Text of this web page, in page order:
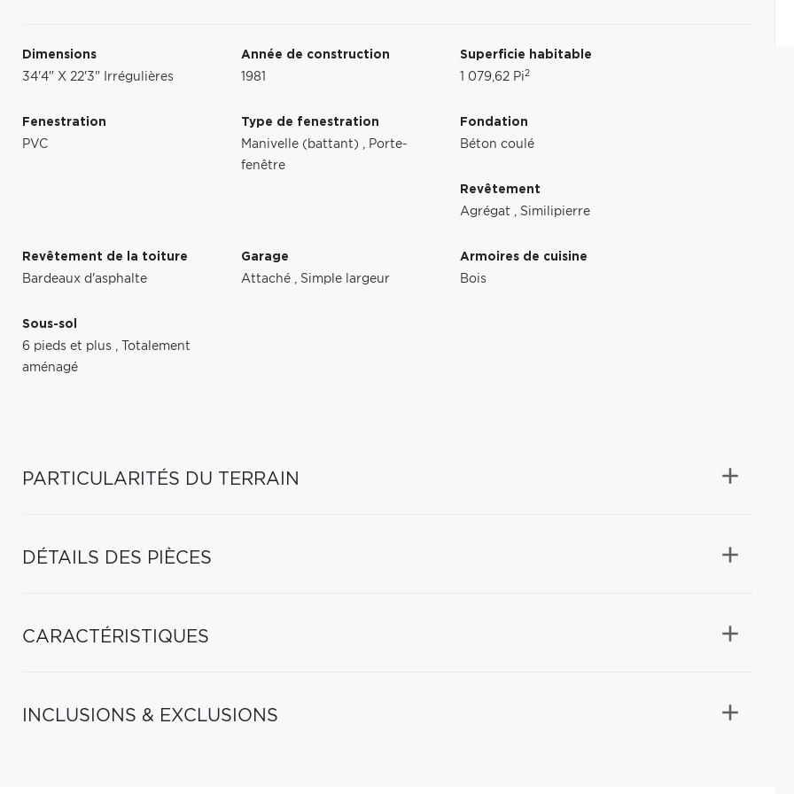
Dimensions
34'4" X 22'3" Irrégulières
Année de construction
1981
Superficie habitable
1 079,62 Pi2
Fenestration
PVC
Type de fenestration
Manivelle (battant) , Porte-
fenêtre
Fondation
Béton coulé
Revêtement
Agrégat , Similipierre
Revêtement de la toiture
Bardeaux d'asphalte
Garage
Attaché , Simple largeur
Armoires de cuisine
Bois
Sous-sol
6 pieds et plus ,
Totalement
aménagé
PARTICULARITÉS DU TERRAIN
DÉTAILS DES PIÈCES
CARACTÉRISTIQUES
INCLUSIONS & EXCLUSIONS